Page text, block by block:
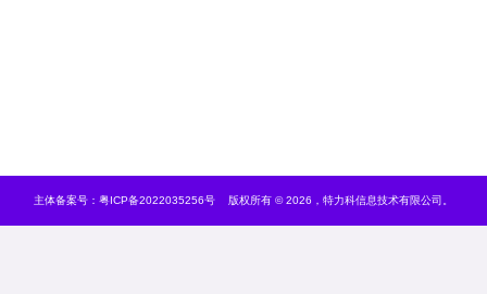
主体备案号： 粤ICP备2022035256号 版权所有 © 2026，特力科信息技术有限公司。